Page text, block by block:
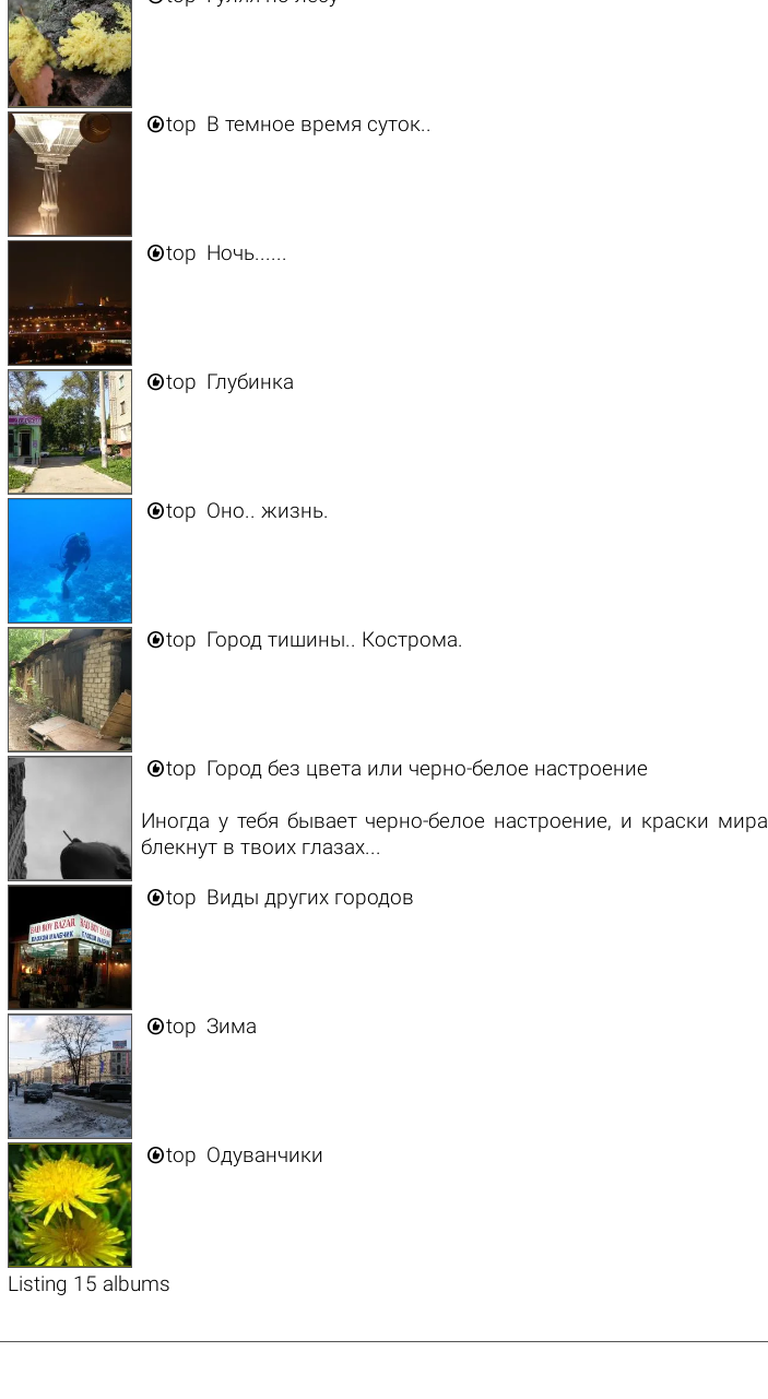
top В темное время суток..
top Ночь......
top Глубинка
top Оно.. жизнь.
top Город тишины.. Кострома.
top Город без цвета или черно-белое настроение
Иногда у тебя бывает черно-белое настроение, и краски мира
блекнут в твоих глазах...
top Виды других городов
top Зима
top Одуванчики
Listing 15 albums